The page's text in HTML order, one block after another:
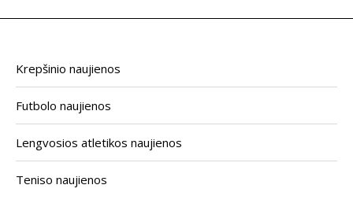
Krepšinio naujienos
Futbolo naujienos
Lengvosios atletikos naujienos
Teniso naujienos